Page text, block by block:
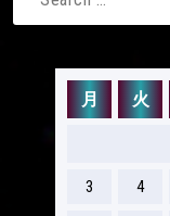
Search
月 火
3 4